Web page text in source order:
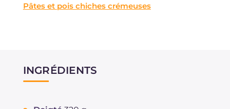
Pâtes et pois chiches crémeuses
INGRÉDIENTS